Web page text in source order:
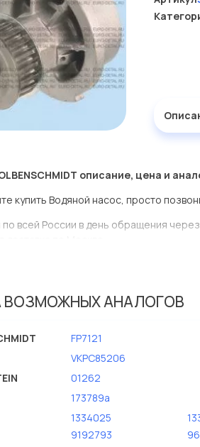
описание, цена и
купить Водяной насос, просто
всей России в день обращения
сертифицированные колодки
ВОЗМОЖНЫХ АНАЛОГОВ
FP7121
VKPC85206
01262
173789a
1334025
9192793